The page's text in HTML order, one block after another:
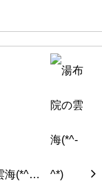
海(*^…